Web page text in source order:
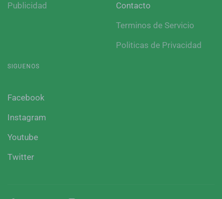
Publicidad
Contacto
Terminos de Servicio
Politicas de Privacidad
SIGUENOS
Facebook
Instagram
Youtube
Twitter